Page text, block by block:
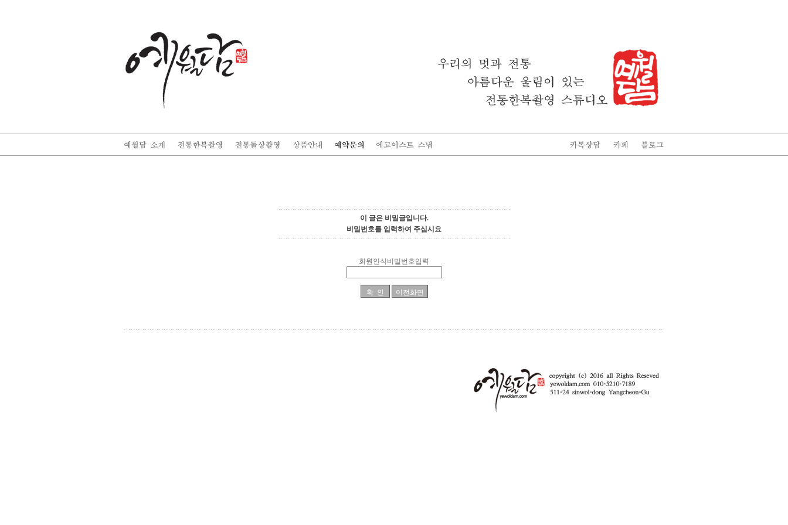
이 글은 비밀글입니다.
비밀번호를 입력하여 주십시요
회원인식비밀번호입력